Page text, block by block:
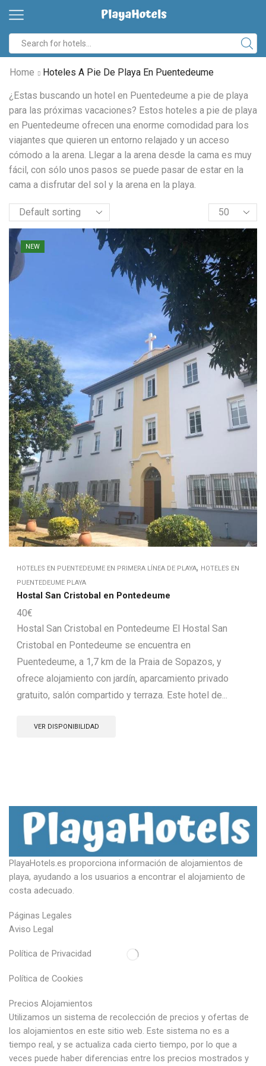
Home Hoteles A Pie De Playa En Puentedeume
¿Estas buscando un hotel en Puentedeume a pie de playa
para las próximas vacaciones? Estos hoteles a pie de playa
en Puentedeume ofrecen una enorme comodidad para los
viajantes que quieren un entorno relajado y un acceso
cómodo a la arena. Llegar a la arena desde la cama es muy
fácil, con sólo unos pasos se puede pasar de estar en la
cama a disfrutar del sol y la arena en la playa.
Products
per
NEW
HOTELES EN PUENTEDEUME EN PRIMERA LÍNEA DE PLAYA, HOTELES EN
PUENTEDEUME PLAYA
Hostal San Cristobal en Pontedeume
40€
Hostal San Cristobal en Pontedeume El Hostal San
Cristobal en Pontedeume se encuentra en
Puentedeume, a 1,7 km de la Praia de Sopazos, y
ofrece alojamiento con jardín, aparcamiento privado
gratuito, salón compartido y terraza. Este hotel de...
VER DISPONIBILIDAD
PlayaHotels.es proporciona información de alojamientos de
playa, ayudando a los usuarios a encontrar el alojamiento de
costa adecuado.
Páginas Legales
Aviso Legal
Política de Privacidad
Política de Cookies
Precios Alojamientos
Utilizamos un sistema de recolección de precios y ofertas de
los alojamientos en este sitio web. Este sistema no es a
tiempo real, y se actualiza cada cierto tiempo, por lo que a
veces puede haber diferencias entre los precios mostrados y